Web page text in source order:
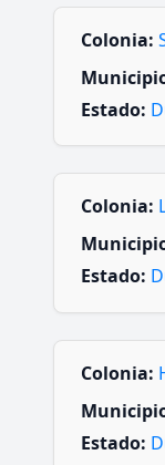
Colonia:
Estado:
Colonia:
Estado:
Colonia:
Estado: